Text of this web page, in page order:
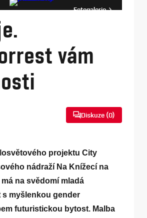
Fotogalerie
vám
Diskuze (0)
projektu City
nádraží Na Knížecí na
na svědomí mladá
s myšlenkou gender
futuristickou bytost. Malba